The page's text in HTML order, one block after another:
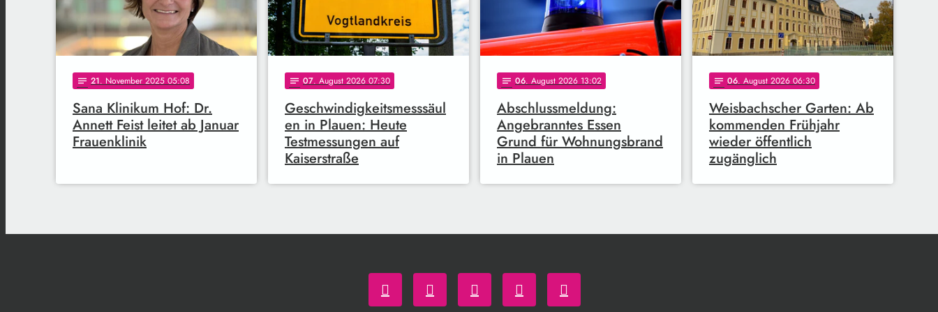
notes 21. November 2025 05:08
Sana Klinikum Hof: Dr.
Annett Feist leitet ab Januar
Frauenklinik
notes 07. August 2026 07:30
Geschwindigkeitsmesssäul
en in Plauen: Heute
Testmessungen auf
Kaiserstraße
notes 06. August 2026 13:02
Abschlussmeldung:
Angebranntes Essen
Grund für Wohnungsbrand
in Plauen
notes 06. August 2026 06:30
Weisbachscher Garten: Ab
kommenden Frühjahr
wieder öffentlich
zugänglich